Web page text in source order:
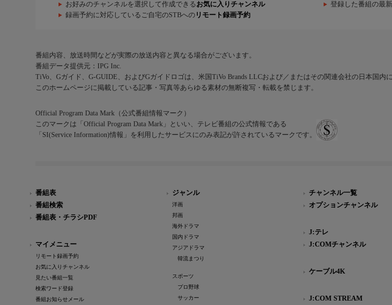
お好みのチャンネルを選択して作成できる お気に入りチャンネル 登録した番組の最
録画予約に対応しているご自宅のSTBへの リモート録画予約
番組内容、放送時間などが実際の放送内容と異なる場合がございます。
番組データ提供元：IPG Inc.
TiVo、Gガイド、G-GUIDE、およびGガイドロゴは、米国TiVo Brands LLCおよび／またはその関連会社の日本国内
このホームページに掲載している記事・写真等あらゆる素材の無断複写・転載を禁じます。
Official Program Data Mark（公式番組情報マーク）
このマークは「Official Program Data Mark」といい、テレビ番組の公式情報である
「SI(Service Information)情報」を利用したサービスにのみ表記が許されているマークです。
番組表
番組検索
番組表・チラシPDF
マイメニュー
リモート録画予約
お気に入りチャンネル
見たい番組一覧
検索ワード登録
番組お知らせメール
ジャンル
洋画
邦画
海外ドラマ
国内ドラマ
アジアドラマ
韓流まつり
スポーツ
プロ野球
サッカー
チャンネル一覧
オプションチャンネル
J:テレ
J:COMチャンネル
ケーブル4K
J:COM STREAM